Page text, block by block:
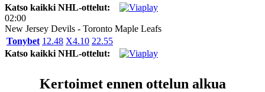
Katso kaikki NHL-ottelut:
02:00
New Jersey Devils - Toronto Maple Leafs
Tonybet 1 2.48 X4.10 22.55
Katso kaikki NHL-ottelut:
Kertoimet ennen ottelun alkua